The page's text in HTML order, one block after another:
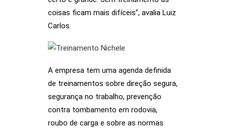
coisas ficam mais difíceis”, avalia Luiz
Carlos.
A empresa tem uma agenda definida
de treinamentos sobre direção segura,
segurança no trabalho, prevenção
contra tombamento em rodovia,
roubo de carga e sobre as normas